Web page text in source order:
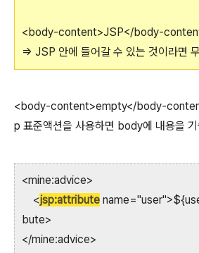
<body-content>JSP</body-
=> JSP 안에 들어갈 수 있는 것이라면
<body-content>empty</body-
p 표준액션을 사용하면 body에 내용을
<mine:advice>
<jsp:attribute
bute>
</mine:advice>